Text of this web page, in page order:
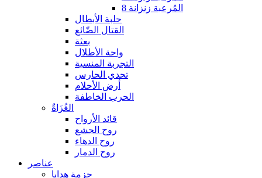
المُرعبة زنزانة 8
حلبة الأبطال
القتال الضّائع
بعثة
واحة الأطلال
التجربة المنسية
تحدي الحارس
أرض الأحلام
الحرب الخاطفة
الغُزَاةٌ
قائد الأرواح
روح الجشع
روح الدهاء
روح الدمار
عناصر
حزمة هدايا